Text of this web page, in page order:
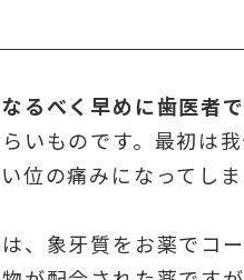
るべく早めに歯医者
いものです。最初は
位の痛みになってしま
、象牙質をお薬でコー